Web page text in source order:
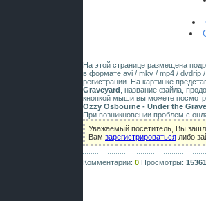
На этой странице размещена
в формате avi / mkv / mp4 / dvdrip
регистрации. На картинке
Graveyard , название файла,
кнопкой мыши вы можете
Ozzy Osbourne - Under the
При возникновении проблем с
Уважаемый посетитель, Вы
Вам зарегистрироваться либо
Комментарии: 0 Просмотры: 15361